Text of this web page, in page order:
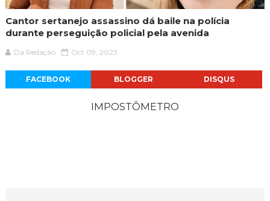
Cantor sertanejo assassino dá baile na polícia
durante perseguição policial pela avenida
Da Redação Oct 09, 2023
FACEBOOK BLOGGER DISQUS
IMPOSTÔMETRO